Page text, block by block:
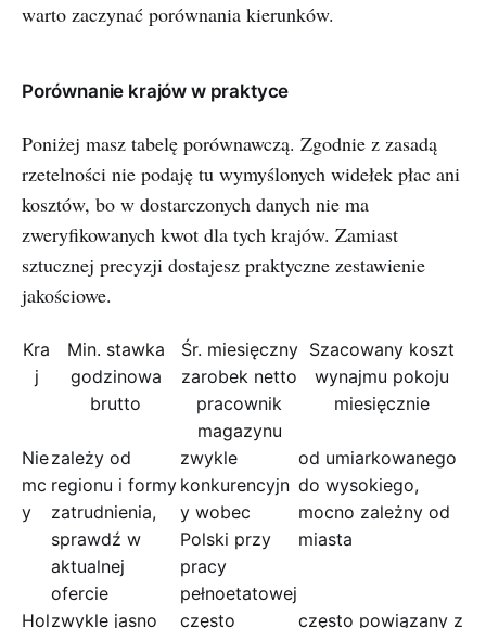
warto zaczynać porównania kierunków.
Porównanie krajów w praktyce
Poniżej masz tabelę porównawczą. Zgodnie z zasadą
rzetelności nie podaję tu wymyślonych widełek płac ani
kosztów, bo w dostarczonych danych nie ma
zweryfikowanych kwot dla tych krajów. Zamiast
sztucznej precyzji dostajesz praktyczne zestawienie
jakościowe.
Kra
j
Min. stawka
godzinowa
brutto
Śr. miesięczny
zarobek netto
pracownik
magazynu
Szacowany koszt
wynajmu pokoju
miesięcznie
Nie
mc
y
zależy od
regionu i formy
zatrudnienia,
sprawdź w
aktualnej
ofercie
zwykle
konkurencyjn
y wobec
Polski przy
pracy
pełnoetatowej
od umiarkowanego
do wysokiego,
mocno zależny od
miasta
Holzwykle jasno
często
często powiązany z